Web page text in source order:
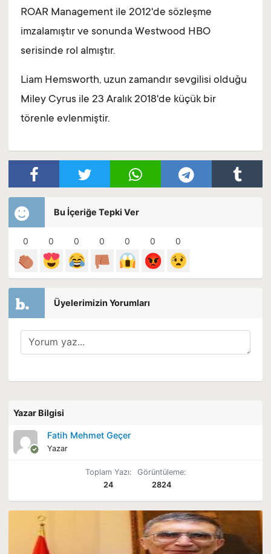
ROAR Management ile 2012'de sözleşme
imzalamıştır ve sonunda Westwood HBO
serisinde rol almıştır.
Liam Hemsworth, uzun zamandır sevgilisi olduğu
Miley Cyrus ile 23 Aralık 2018'de küçük bir
törenle evlenmiştir.
Bu İçeriğe Tepki Ver
0 0 0 0 0 0 0
Üyelerimizin Yorumları
Yazar Bilgisi
Fatih Mehmet Geçer
Yazar
Toplam Yazı:
24
Görüntüleme:
2824